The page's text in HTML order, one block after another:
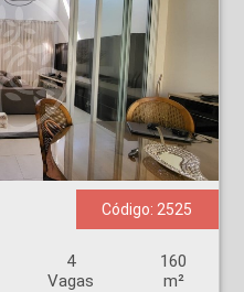
Código: 2525
4
Vagas
160
m²